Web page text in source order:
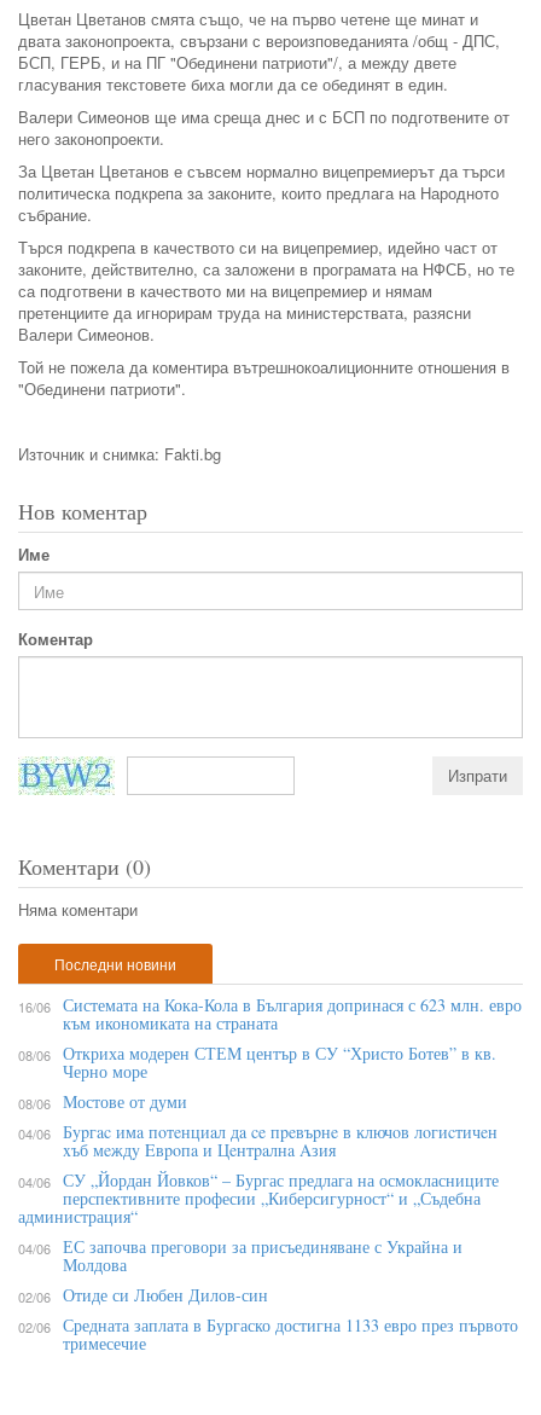
Цветан Цветанов смята също, че на първо четене ще минат и
двата законопроекта, свързани с вероизповеданията /общ - ДПС,
БСП, ГЕРБ, и на ПГ "Обединени патриоти"/, а между двете
гласувания текстовете биха могли да се обединят в един.
Валери Симеонов ще има среща днес и с БСП по подготвените от
него законопроекти.
За Цветан Цветанов е съвсем нормално вицепремиерът да търси
политическа подкрепа за законите, които предлага на Народното
събрание.
Търся подкрепа в качеството си на вицепремиер, идейно част от
законите, действително, са заложени в програмата на НФСБ, но те
са подготвени в качеството ми на вицепремиер и нямам
претенциите да игнорирам труда на министерствата, разясни
Валери Симеонов.
Той не пожела да коментира вътрешнокоалиционните отношения в
"Обединени патриоти".
Източник и снимка: Fakti.bg
Нов коментар
Име
Коментар
Коментари (0)
Няма коментари
Последни новини
16/06 Системата на Кока-Кола в България допринася с 623 млн. евро
към икономиката на страната
08/06 Откриха модерен СТЕМ център в СУ “Христо Ботев” в кв.
Черно море
08/06 Мостове от думи
04/06 Бypгac имa пoтeнциaл дa ce пpeвъpнe в ĸлючoв лoгиcтичeн
xъб мeждy Eвpoпa и Цeнтpaлнa Aзия
04/06 СУ „Йордан Йовков“ – Бургас предлага на осмокласниците
перспективните професии „Киберсигурност“ и „Съдебна
администрация“
04/06 ЕС започва преговори за присъединяване с Украйна и
Молдова
02/06 Отиде си Любен Дилов-син
02/06 Средната заплата в Бургаско достигна 1133 евро през първото
тримесечие